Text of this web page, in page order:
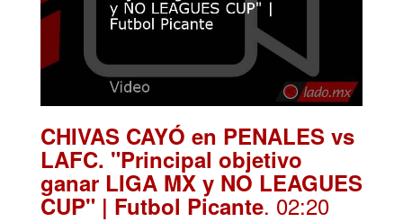
CHIVAS CAYÓ en PENALES vs
LAFC. "Principal objetivo
ganar LIGA MX y NO LEAGUES
CUP" | Futbol Picante. 02:20